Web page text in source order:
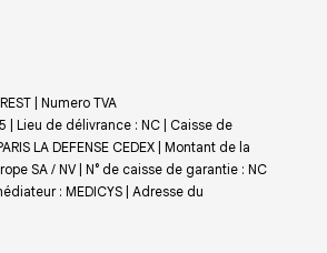
| Numero TVA
Lieu de délivrance : NC | Caisse de
LA DEFENSE CEDEX | Montant de la
SA / NV | N° de caisse de garantie : NC
: MEDICYS | Adresse du